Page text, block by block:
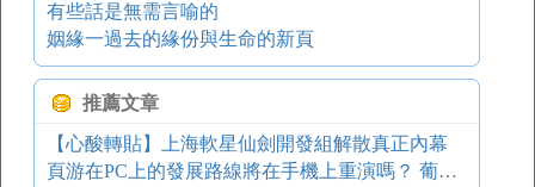
有些話是無需言喻的
姻緣一過去的緣份與生命的新頁
推薦文章
【心酸轉貼】上海軟星仙劍開發組解散真正內幕
頁游在PC上的發展路線將在手機上重演嗎？ 葡萄大講堂